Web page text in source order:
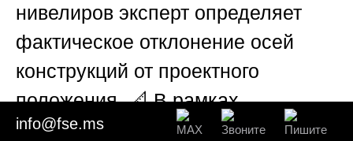
нивелиров эксперт определяет
фактическое отклонение осей
конструкций от проектного
положения. 📐 В рамках
дополнительной экспертизы
info@fse.ms